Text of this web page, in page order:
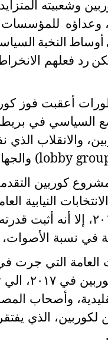
وشعبيته
وعداؤه للمؤسسات
أوساط النخبة
رد فعلهم
أعقبت فوز
السياسي في
والانقلاب الذي
lobby
)
كوربين
النيابية
العامة في ٢٠١٧،
في نسبة الأصوات،
الذي
وأصحاب
الذي